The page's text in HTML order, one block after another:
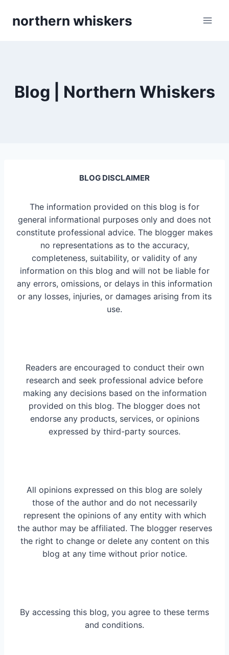
northern whiskers
Blog | Northern Whiskers
BLOG DISCLAIMER
The information provided on this blog is for
general informational purposes only and does not
constitute professional advice. The blogger makes
no representations as to the accuracy,
completeness, suitability, or validity of any
information on this blog and will not be liable for
any errors, omissions, or delays in this information
or any losses, injuries, or damages arising from its
use.
Readers are encouraged to conduct their own
research and seek professional advice before
making any decisions based on the information
provided on this blog. The blogger does not
endorse any products, services, or opinions
expressed by third-party sources.
All opinions expressed on this blog are solely
those of the author and do not necessarily
represent the opinions of any entity with which
the author may be affiliated. The blogger reserves
the right to change or delete any content on this
blog at any time without prior notice.
By accessing this blog, you agree to these terms
and conditions.